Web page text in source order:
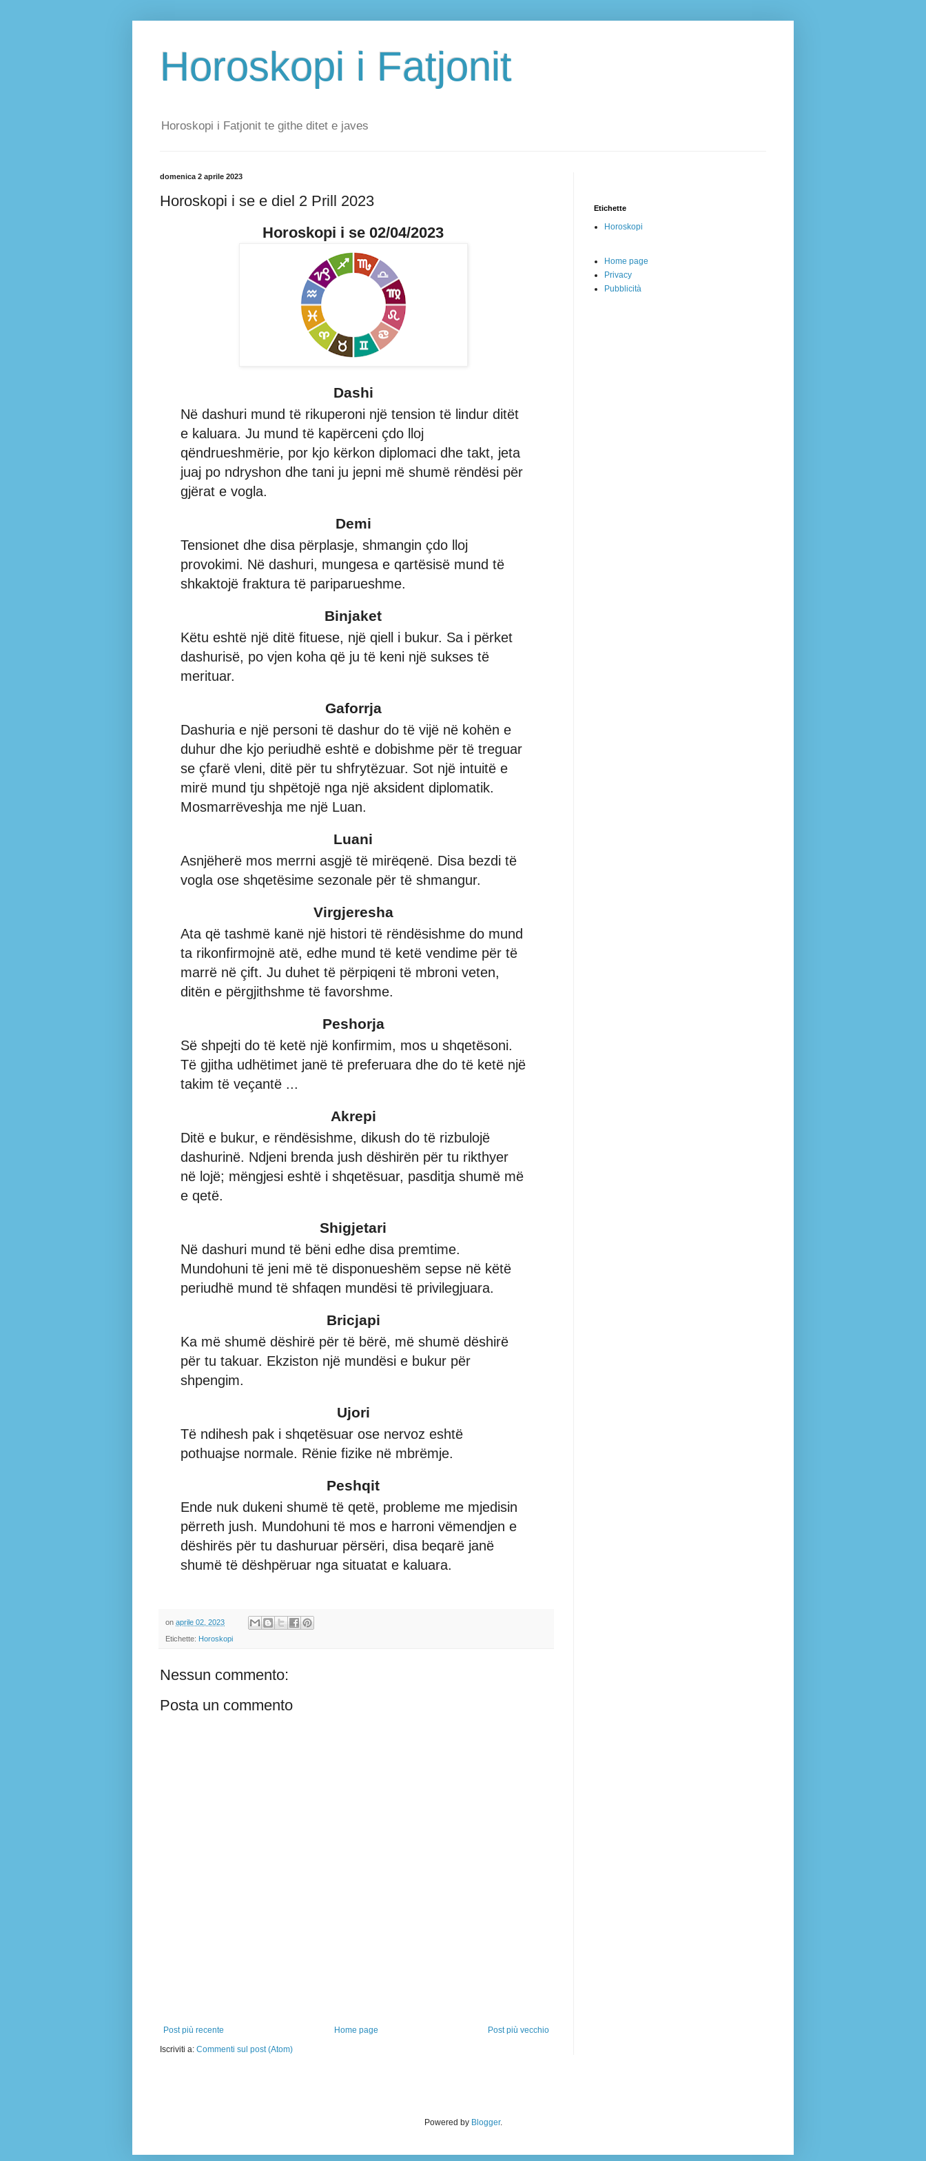
Horoskopi i Fatjonit
Horoskopi i Fatjonit te githe ditet e javes
domenica 2 aprile 2023
Horoskopi i se e diel 2 Prill 2023
Horoskopi i se 02/04/2023
Dashi
Në dashuri mund të rikuperoni një tension të lindur ditët
e kaluara. Ju mund të kapërceni çdo lloj
qëndrueshmërie, por kjo kërkon diplomaci dhe takt, jeta
juaj po ndryshon dhe tani ju jepni më shumë rëndësi për
gjërat e vogla.
Demi
Tensionet dhe disa përplasje, shmangin çdo lloj
provokimi. Në dashuri, mungesa e qartësisë mund të
shkaktojë fraktura të pariparueshme.
Binjaket
Këtu eshtë një ditë fituese, një qiell i bukur. Sa i përket
dashurisë, po vjen koha që ju të keni një sukses të
merituar.
Gaforrja
Dashuria e një personi të dashur do të vijë në kohën e
duhur dhe kjo periudhë eshtë e dobishme për të treguar
se çfarë vleni, ditë për tu shfrytëzuar. Sot një intuitë e
mirë mund tju shpëtojë nga një aksident diplomatik.
Mosmarrëveshja me një Luan.
Luani
Asnjëherë mos merrni asgjë të mirëqenë. Disa bezdi të
vogla ose shqetësime sezonale për të shmangur.
Virgjeresha
Ata që tashmë kanë një histori të rëndësishme do mund
ta rikonfirmojnë atë, edhe mund të ketë vendime për të
marrë në çift. Ju duhet të përpiqeni të mbroni veten,
ditën e përgjithshme të favorshme.
Peshorja
Së shpejti do të ketë një konfirmim, mos u shqetësoni.
Të gjitha udhëtimet janë të preferuara dhe do të ketë një
takim të veçantë ...
Akrepi
Ditë e bukur, e rëndësishme, dikush do të rizbulojë
dashurinë. Ndjeni brenda jush dëshirën për tu rikthyer
në lojë; mëngjesi eshtë i shqetësuar, pasditja shumë më
e qetë.
Shigjetari
Në dashuri mund të bëni edhe disa premtime.
Mundohuni të jeni më të disponueshëm sepse në këtë
periudhë mund të shfaqen mundësi të privilegjuara.
Bricjapi
Ka më shumë dëshirë për të bërë, më shumë dëshirë
për tu takuar. Ekziston një mundësi e bukur për
shpengim.
Ujori
Të ndihesh pak i shqetësuar ose nervoz eshtë
pothuajse normale. Rënie fizike në mbrëmje.
Peshqit
Ende nuk dukeni shumë të qetë, probleme me mjedisin
përreth jush. Mundohuni të mos e harroni vëmendjen e
dëshirës për tu dashuruar përsëri, disa beqarë janë
shumë të dëshpëruar nga situatat e kaluara.
on aprile 02, 2023
Etichette: Horoskopi
Nessun commento:
Posta un commento
Post più recente Post più vecchio
Home page
Iscriviti a: Commenti sul post (Atom)
Etichette
Horoskopi
Home page
Privacy
Pubblicità
Powered by Blogger.